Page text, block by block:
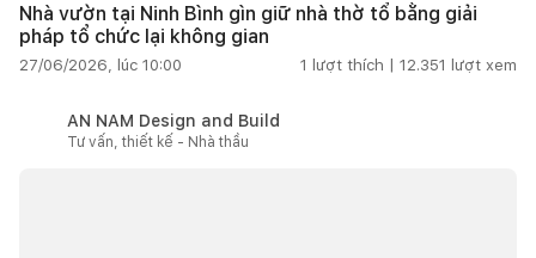
Nhà vườn tại Ninh Bình gìn giữ nhà thờ tổ bằng giải
pháp tổ chức lại không gian
27/06/2026, lúc 10:00 1 lượt thích | 12.351 lượt xem
AN NAM Design and Build
Tư vấn, thiết kế - Nhà thầu